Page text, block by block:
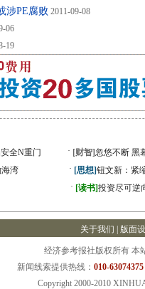
涉PE腐败 2011-09-08
06
19
全N重门 · [财智]忽悠不断 黑
海湾 · [思想]钮文新：紧
· [读书]投资尽可逆
关于我们 版面
经济参考报社版权所有 本
新闻线索提供热线： 010-
Copyright 2000-2010